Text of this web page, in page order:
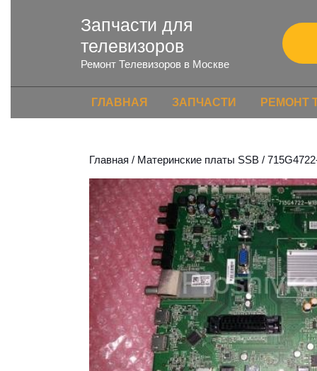
Запчасти для
телевизоров
Ремонт Телевизоров в Москве
ГЛАВНАЯ ЗАПЧАСТИ РЕМОНТ
Главная / Материнские платы SSB /